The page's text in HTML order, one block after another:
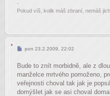
-
Pokud víš, kolik máš zbraní, nemáš
Příspěvek
pon 23.2.2009, 22:02
Bude to znít morbidně, ale z
manželce mrtvého pomoženo,
veřejnosti choval tak jak je
domýšlet jak se asi choval